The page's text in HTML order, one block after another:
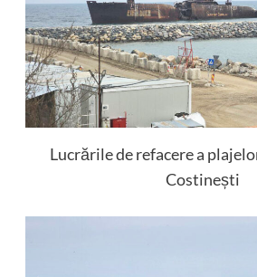
Lucrările de refacere a
Costinești